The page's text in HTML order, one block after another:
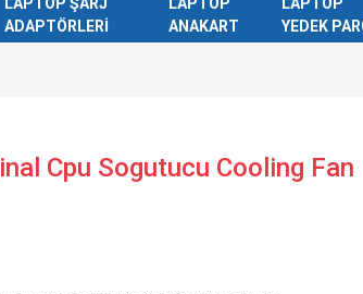
ADAPTÖRLERİ
ANAKART
YEDEK
Cpu Sogutucu Cooling Fan